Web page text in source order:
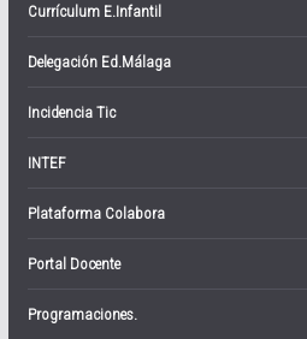
Currículum E.Infantil
Delegación Ed.Málaga
Incidencia Tic
INTEF
Plataforma Colabora
Portal Docente
Programaciones.